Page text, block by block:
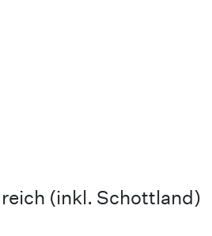
(inkl. Schottland)